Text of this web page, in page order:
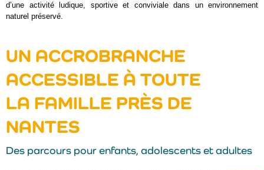
d’une activité ludique, sportive et conviviale dans un environnement
naturel préservé.
UN ACCROBRANCHE
ACCESSIBLE À TOUTE
LA FAMILLE PRÈS DE
NANTES
Des parcours pour enfants, adolescents et adultes